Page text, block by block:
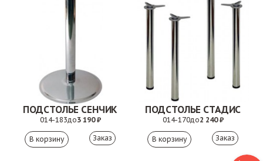
ПОДСТОЛЬЕ СЕНЧИК
014-183до3 190 ₽
Заказ
ПОДСТОЛЬЕ СТАДИС
014-170до2 240 ₽
Заказ